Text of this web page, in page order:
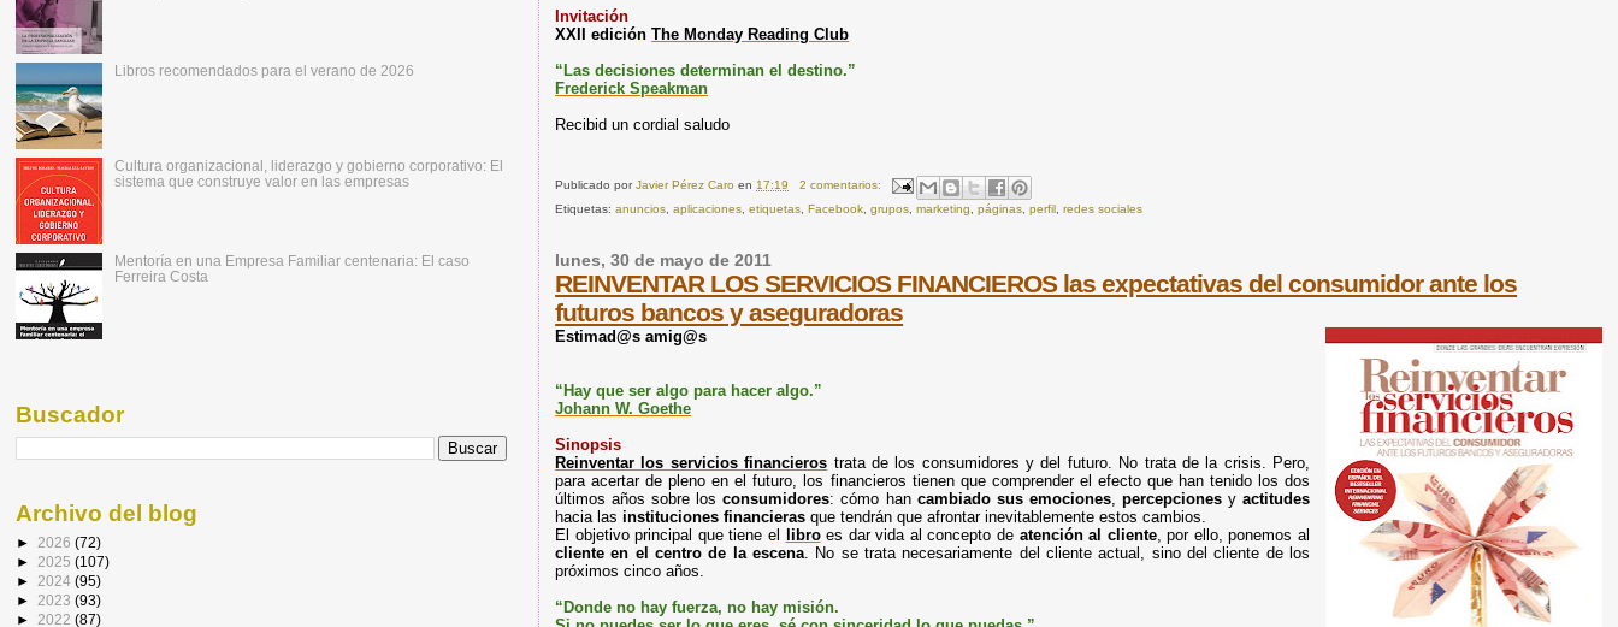
Invitación
XXII ediciónThe Monday Reading Club
“Las decisiones determinan el destino.”
Frederick Speakman
Recibid un cordial saludo
Publicado porJavier Pérez Caro en17:19
2 comentarios:
Etiquetas:anuncios ,aplicaciones ,etiquetas ,Facebook ,grupos ,marketing ,páginas ,perfil ,redes sociales
lunes, 30 de mayo de 2011
REINVENTAR LOS SERVICIOS FINANCIEROS las expectativas del consumidor ante los
futuros bancos y aseguradoras
Estimad@s amig@s
“Hay que ser algo para hacer algo.”
Johann W. Goethe
Sinopsis
Reinventar los servicios financieros trata de los consumidores y del futuro. No trata de la crisis. Pero,
para acertar de pleno en el futuro, los financieros tienen que comprender el efecto que han tenido los dos
últimos años sobre losconsumidores: cómo han cambiado sus emociones, percepcionesyactitudes
hacia lasinstituciones financieras que tendrán que afrontar inevitablemente estos cambios.
El objetivo principal que tiene el
libroes dar vida al concepto de atención al cliente, por ello, ponemos al
cliente en el centro de la escena. No se trata necesariamente del cliente actual, sino del cliente de los
próximos cinco años.
“Donde no hay fuerza, no hay misión.
Libros recomendados para el verano de 2026
Cultura organizacional, liderazgo y gobierno corporativo: El
sistema que construye valor en las empresas
Mentoría en una Empresa Familiar centenaria: El caso
Ferreira Costa
Buscador
Archivo del blog
► 2026 (72)
► 2025 (107)
► 2024 (95)
► 2023 (93)
► 2022 (87)